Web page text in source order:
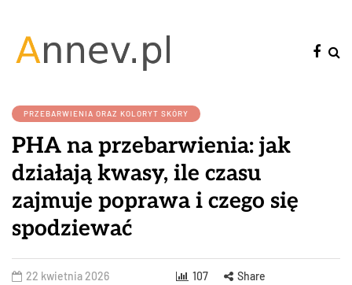
PRZEBARWIENIA ORAZ KOLORYT SKÓRY
PHA na przebarwienia: jak
działają kwasy, ile czasu
zajmuje poprawa i czego się
spodziewać
22 kwietnia 2026 107 Share